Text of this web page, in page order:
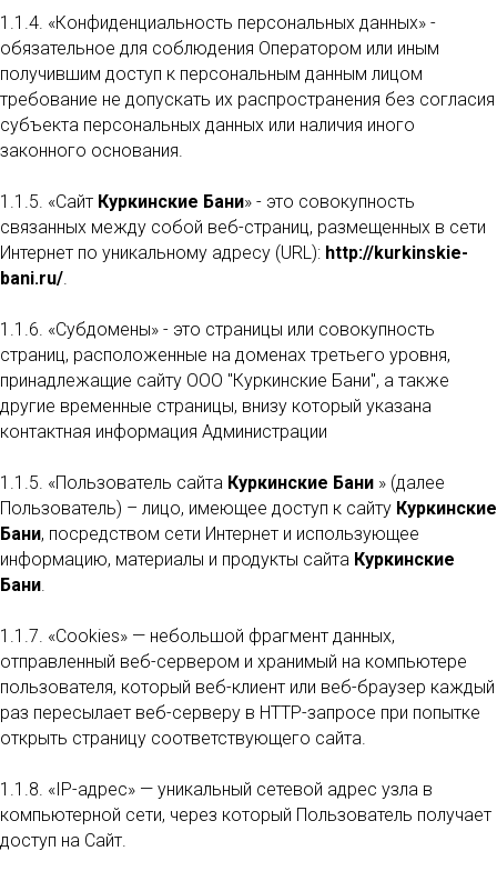
1.1.4. «Конфиденциальность персональных данных» -
обязательное для соблюдения Оператором или иным
получившим доступ к персональным данным лицом
требование не допускать их распространения без согласия
субъекта персональных данных или наличия иного
законного основания.
1.1.5. «Сайт Куркинские Бани» - это совокупность
связанных между собой веб-страниц, размещенных в сети
Интернет по уникальному адресу (URL): http://kurkinskie-
bani.ru/
1.1.6. «Субдомены» - это страницы или совокупность
страниц, расположенные на доменах третьего уровня,
принадлежащие сайту ООО "Куркинские Бани", а также
другие временные страницы, внизу который указана
контактная информация Администрации
1.1.5. «Пользователь сайта Куркинские Бани » (далее
Пользователь) – лицо, имеющее доступ к сайту Куркинские
Бани, посредством сети Интернет и использующее
информацию, материалы и продукты сайта Куркинские
Бани
1.1.7. «Cookies» — небольшой фрагмент данных,
отправленный веб-сервером и хранимый на компьютере
пользователя, который веб-клиент или веб-браузер каждый
раз пересылает веб-серверу в HTTP-запросе при попытке
открыть страницу соответствующего сайта.
1.1.8. «IP-адрес» — уникальный сетевой адрес узла в
компьютерной сети, через который Пользователь получает
доступ на Сайт.